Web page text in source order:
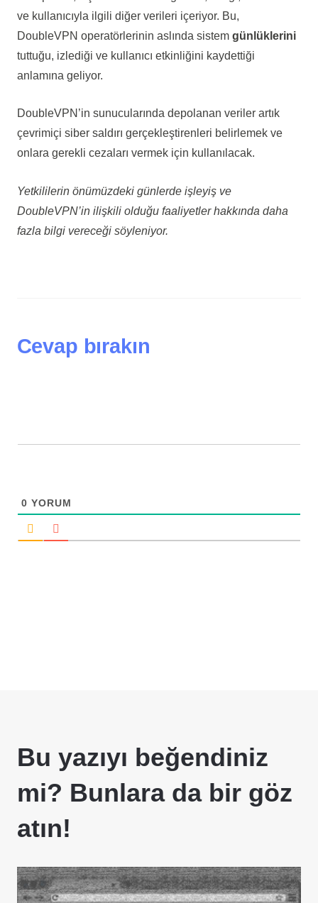
ve kullanıcıyla ilgili diğer verileri içeriyor. Bu,
DoubleVPN operatörlerinin aslında sistem günlüklerini
tuttuğu, izlediği ve kullanıcı etkinliğini kaydettiği
anlamına geliyor.
DoubleVPN’in sunucularında depolanan veriler artık
çevrimiçi siber saldırı gerçekleştirenleri belirlemek ve
onlara gerekli cezaları vermek için kullanılacak.
Yetkililerin önümüzdeki günlerde işleyiş ve
DoubleVPN’in ilişkili olduğu faaliyetler hakkında daha
fazla bilgi vereceği söyleniyor.
Cevap bırakın
0 YORUM
Bu yazıyı beğendiniz
mi? Bunlara da bir göz
atın!